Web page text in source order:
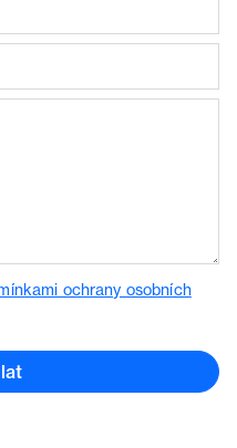
ochrany osobních